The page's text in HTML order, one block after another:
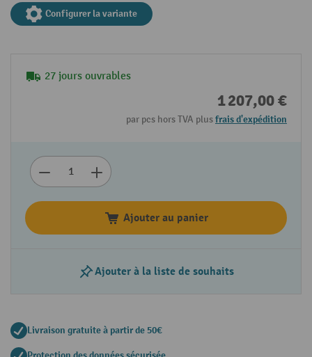
Configurer la variante
27 jours ouvrables
1 207,00 €
par pcs hors TVA plusfrais d'expédition
Ajouter au panier
Ajouter à la liste de souhaits
Livraison gratuite à partir de 50€